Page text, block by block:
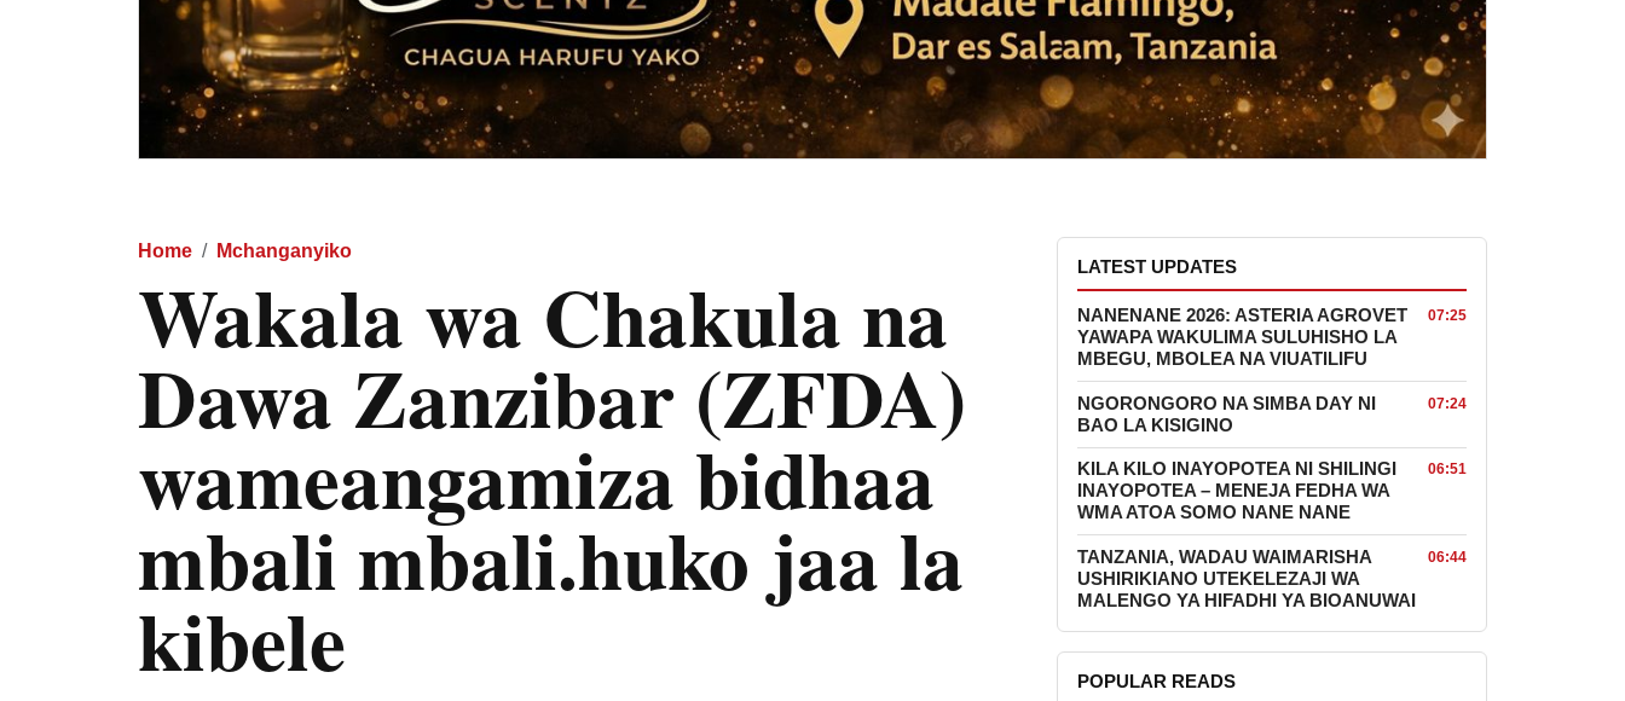
Home Mchanganyiko
Wakala wa Chakula na
Dawa Zanzibar (ZFDA)
wameangamiza bidhaa
mbali mbali.huko jaa la
kibele
LATEST UPDATES
NANENANE 2026: ASTERIA AGROVET
YAWAPA WAKULIMA SULUHISHO LA
MBEGU, MBOLEA NA VIUATILIFU
07:25
NGORONGORO NA SIMBA DAY NI
BAO LA KISIGINO
07:24
KILA KILO INAYOPOTEA NI SHILINGI
INAYOPOTEA – MENEJA FEDHA WA
WMA ATOA SOMO NANE NANE
06:51
TANZANIA, WADAU WAIMARISHA
USHIRIKIANO UTEKELEZAJI WA
MALENGO YA HIFADHI YA BIOANUWAI
06:44
POPULAR READS